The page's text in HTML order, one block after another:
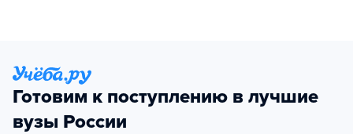
Готовим к поступлению в лучшие
вузы России